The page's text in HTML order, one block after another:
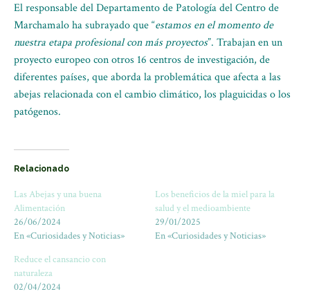
El responsable del Departamento de Patología del Centro de
Marchamalo ha subrayado que “estamos en el momento de
nuestra etapa profesional con más proyectos”. Trabajan en un
proyecto europeo con otros 16 centros de investigación, de
diferentes países, que aborda la problemática que afecta a las
abejas relacionada con el cambio climático, los plaguicidas o los
patógenos.
Relacionado
Las Abejas y una buena
Alimentación
26/06/2024
En «Curiosidades y Noticias»
Los beneficios de la miel para la
salud y el medioambiente
29/01/2025
En «Curiosidades y Noticias»
Reduce el cansancio con
naturaleza
02/04/2024